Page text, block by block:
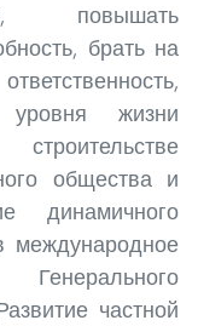
повышать
брать на
уровня жизни
общества и
динамичного
международное
частной